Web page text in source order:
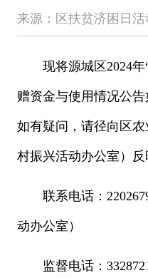
来源：区扶贫济困日
现将源城区2024
赠资金与使用情况公告
如有疑问，请径向区农
村振兴活动办公室）反
联系电话：
动办公室）
监督电话：